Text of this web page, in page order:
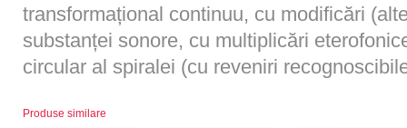
transformațional continuu, cu modificări
substanței sonore, cu multiplicări
circular al spiralei (cu reveniri
Produse similare